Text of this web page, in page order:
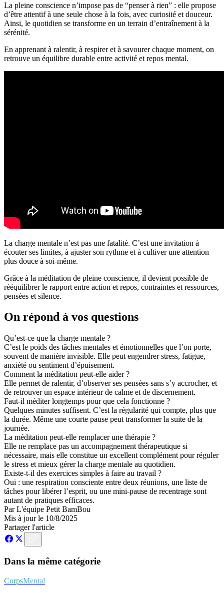
La pleine conscience n’impose pas de “penser à rien” : elle propose
d’être attentif à une seule chose à la fois, avec curiosité et douceur.
Ainsi, le quotidien se transforme en un terrain d’entraînement à la
sérénité.
En apprenant à ralentir, à respirer et à savourer chaque moment, on
retrouve un équilibre durable entre activité et repos mental.
La charge mentale n’est pas une fatalité. C’est une invitation à
écouter ses limites, à ajuster son rythme et à cultiver une attention
plus douce à soi-même.
Grâce à la méditation de pleine conscience, il devient possible de
rééquilibrer le rapport entre action et repos, contraintes et ressources,
pensées et silence.
On répond à vos questions
Qu’est-ce que la charge mentale ?
C’est le poids des tâches mentales et émotionnelles que l’on porte,
souvent de manière invisible. Elle peut engendrer stress, fatigue,
anxiété ou sentiment d’épuisement.
Comment la méditation peut-elle aider ?
Elle permet de ralentir, d’observer ses pensées sans s’y accrocher, et
de retrouver un espace intérieur de calme et de discernement.
Faut-il méditer longtemps pour que cela fonctionne ?
Quelques minutes suffisent. C’est la régularité qui compte, plus que
la durée. Même une courte pause peut transformer la suite de la
journée.
La méditation peut-elle remplacer une thérapie ?
Elle ne remplace pas un accompagnement thérapeutique si
nécessaire, mais elle constitue un excellent complément pour réguler
le stress et mieux gérer la charge mentale au quotidien.
Existe-t-il des exercices simples à faire au travail ?
Oui : une respiration consciente entre deux réunions, une liste de
tâches pour libérer l’esprit, ou une mini-pause de recentrage sont
autant de pratiques efficaces.
ParL'équipe Petit BamBou
Mis à jour le 10/8/2025
Partager l'article
Dans la même catégorie
CorpsMental